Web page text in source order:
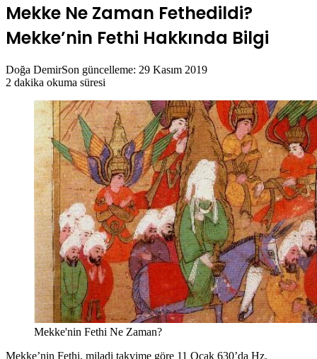
Mekke Ne Zaman Fethedildi?
Mekke’nin Fethi Hakkında Bilgi
Doğa DemirSon güncelleme: 29 Kasım 2019
2 dakika okuma süresi
Mekke'nin Fethi Ne Zaman?
Mekke’nin Fethi, miladi takvime göre 11 Ocak 630’da Hz.